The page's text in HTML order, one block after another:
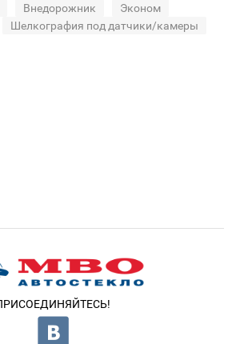
Внедорожник
Эконом
Шелкография под датчики/камеры